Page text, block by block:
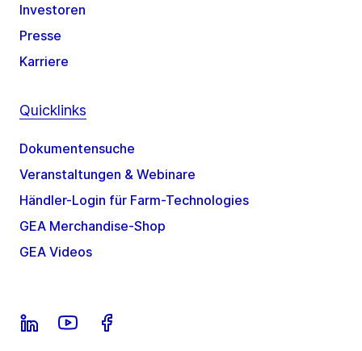
Investoren
Presse
Karriere
Quicklinks
Dokumentensuche
Veranstaltungen & Webinare
Händler-Login für Farm-Technologies
GEA Merchandise-Shop
GEA Videos